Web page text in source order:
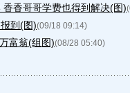
香哥哥学费也得到解决(图)
到(图)(09/18 09:14)
富翁(组图)(08/28 05:40)